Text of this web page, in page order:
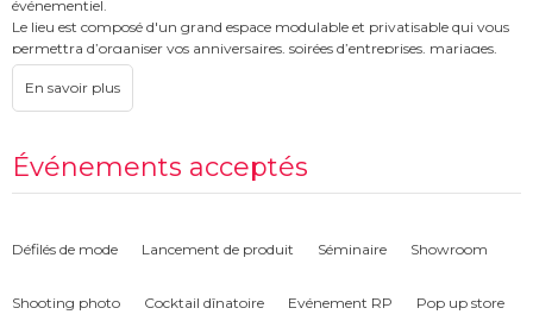
événementiel.
Le lieu est composé d'un grand espace modulable et privatisable qui vous
permettra d’organiser vos anniversaires, soirées d’entreprises, mariages,
conférences et autres événements.
Le plus : le cadre artisanal et convivial de La Villa Batignolles !
Événements acceptés
Défilés de mode Lancement de produit Séminaire Showroom
Shooting photo Cocktail dînatoire Evénement RP Pop up store